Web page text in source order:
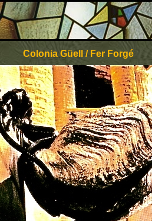
Colonia Güell / Fer Forgé